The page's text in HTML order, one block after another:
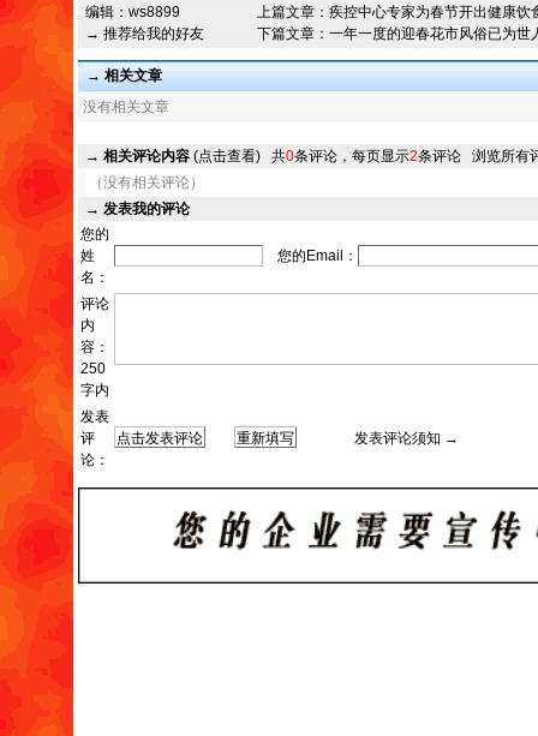
编辑： ws8899
→ 推荐给我的好友
上篇文章： 疾控中心专家为春节开出健康饮
下篇文章： 一年一度的迎春花市风俗已为世
→ 相关文章
没有相关文章
→ 相关评论内容 (点击查看) 共0条评论，每页显示2条评论 浏览所有
（没有相关评论）
→ 发表我的评论
您的
姓
名：
您的Email：
评论
内
容：
250
字内
发表
评
论：
发表评论须知 →